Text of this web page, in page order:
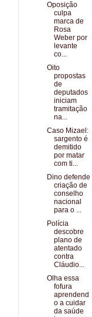
Oposição
culpa
marca de
Rosa
Weber por
levante
co...
Oito
propostas
de
deputados
iniciam
tramitação
na...
Caso Mizael:
sargento é
demitido
por matar
com ti...
Dino defende
criação de
conselho
nacional
para o ...
Polícia
descobre
plano de
atentado
contra
Cláudio...
Olha essa
fofura
aprendend
o a cuidar
da saúde